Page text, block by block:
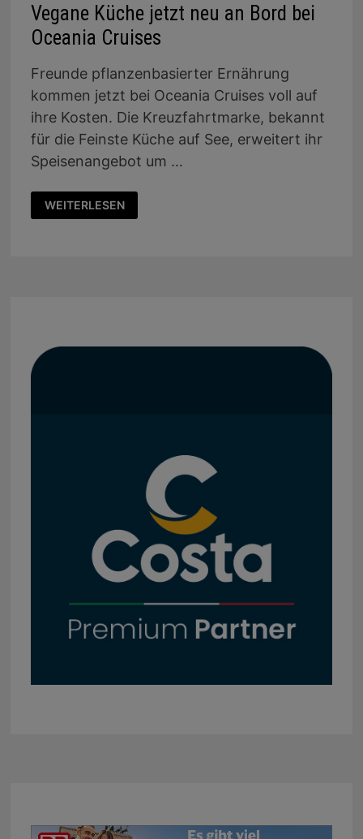
Vegane Küche jetzt neu an Bord bei
Oceania Cruises
Freunde pflanzenbasierter Ernährung
kommen jetzt bei Oceania Cruises voll auf
ihre Kosten. Die Kreuzfahrtmarke, bekannt
für die Feinste Küche auf See, erweitert ihr
Speisenangebot um …
VEGANE
KÜCHE
JETZT
WEITERLESEN